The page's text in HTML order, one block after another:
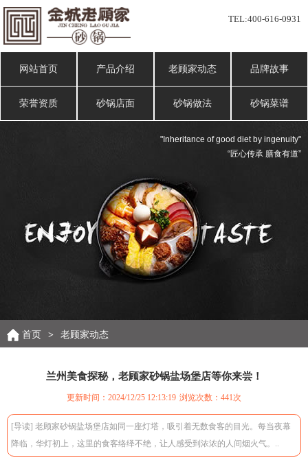
TEL:400-616-0931
网站首页 产品介绍 老顾家动态 品牌故事
荣誉资质 砂锅店面 砂锅做法 砂锅菜谱
"Inheritance of good diet by ingenuity"
“匠心传承 膳食有道”
首页 > 老顾家动态
兰州美食探秘，老顾家砂锅盐场堡店等你来尝！
更新时间：2024/12/25 12:13:19 浏览次数： 441次
[导读] 老顾家砂锅盐场堡店如同一座灯塔，吸引着无数食客的目光。每当夜幕
降临，华灯初上，这里的食客络绎不绝，让人感受到浓浓的人间烟火气。..